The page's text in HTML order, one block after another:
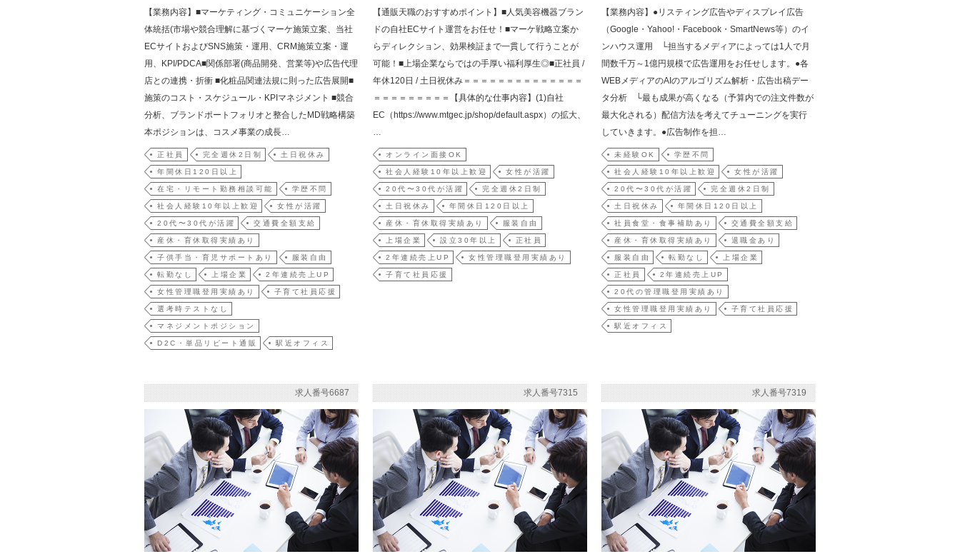
【業務内容】■マーケティング・コミュニケーション全
体統括(市場や競合理解に基づくマーケ施策立案、当社
ECサイトおよびSNS施策・運用、CRM施策立案・運
用、KPI/PDCA■関係部署(商品開発、営業等)や広告代理
店との連携・折衝 ■化粧品関連法規に則った広告展開■
施策のコスト・スケジュール・KPIマネジメント ■競合
分析、ブランドポートフォリオと整合したMD戦略構築
本ポジションは、コスメ事業の成長…
正社員 完全週休2日制 土日祝休み
年間休日120日以上
在宅・リモート勤務相談可能 学歴不問
社会人経験10年以上歓迎 女性が活躍
20代〜30代が活躍 交通費全額支給
産休・育休取得実績あり
子供手当・育児サポートあり 服装自由
転勤なし 上場企業 2年連続売上UP
女性管理職登用実績あり 子育て社員応援
選考時テストなし
マネジメントポジション
D2C・単品リピート通販 駅近オフィス
【通販天職のおすすめポイント】■人気美容機器ブラン
ドの自社ECサイト運営をお任せ！■マーケ戦略立案か
らディレクション、効果検証まで一貫して行うことが
可能！■上場企業ならではの手厚い福利厚生◎■正社員 /
年休120日 / 土日祝休み＝＝＝＝＝＝＝＝＝＝＝＝＝＝
＝＝＝＝＝＝＝＝＝【具体的な仕事内容】(1)自社
EC（https://www.mtgec.jp/shop/default.aspx）の拡大、
…
オンライン面接OK
社会人経験10年以上歓迎 女性が活躍
20代〜30代が活躍 完全週休2日制
土日祝休み 年間休日120日以上
産休・育休取得実績あり 服装自由
上場企業 設立30年以上 正社員
2年連続売上UP 女性管理職登用実績あり
子育て社員応援
【業務内容】●リスティング広告やディスプレイ広告
（Google・Yahoo!・Facebook・SmartNews等）のイ
ンハウス運用 └担当するメディアによっては1人で月
間数千万～1億円規模で広告運用をお任せします。●各
WEBメディアのAIのアルゴリズム解析・広告出稿デー
タ分析 └最も成果が高くなる（予算内での注文件数が
最大化される）配信方法を考えてチューニングを実行
していきます。●広告制作を担…
未経験OK 学歴不問
社会人経験10年以上歓迎 女性が活躍
20代〜30代が活躍 完全週休2日制
土日祝休み 年間休日120日以上
社員食堂・食事補助あり 交通費全額支給
産休・育休取得実績あり 退職金あり
服装自由 転勤なし 上場企業
正社員 2年連続売上UP
20代の管理職登用実績あり
女性管理職登用実績あり 子育て社員応援
駅近オフィス
求人番号6687 求人番号7315 求人番号7319